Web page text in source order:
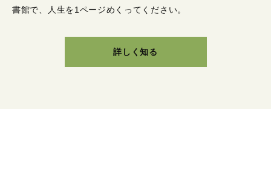
書館で、人生を1ページめくってください。
詳しく知る